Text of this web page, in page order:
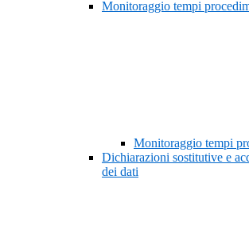
Monitoraggio tempi
Monitoraggio tempi
Dichiarazioni sostitutive e
dei dati